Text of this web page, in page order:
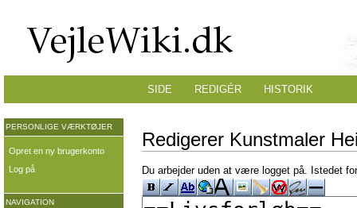
Redigerer Kunstmaler
Du arbejder uden at være logget på. Istedet
SIDE REDIGÉR HISTORIK
PERSONLIGE VÆRKTØJER
Opret en ny brugerkonto
Log på
NAVIGATION